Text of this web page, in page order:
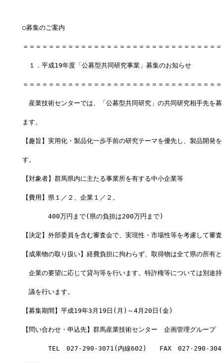
○募集のご案内
＝＝＝＝＝＝＝＝＝＝＝＝＝＝＝＝＝＝＝＝＝＝＝＝＝＝＝＝＝＝
１．平成19年度「公募型共同研究事業」募集のお知らせ
＝＝＝＝＝＝＝＝＝＝＝＝＝＝＝＝＝＝＝＝＝＝＝＝＝＝＝＝＝＝
産業技術センターでは、「公募型共同研究」の共同研究相手先を
ます。
【趣旨】実用化・製品化一歩手前の研究テーマを優先し、製品開発
す。
【対象者】群馬県内に主たる事業所を有する中小企業等
【費用】県１／２、企業１／２。
400万円まで(県の負担は200万円まで)
【決定】外部委員を含む審査会で、実現性・市場性等を考慮して審
【成果物の取り扱い】経費負担に拘わらず、取得物は全て県の所有
企業の要望に応じて貸与等を行います。特許権等については別途
議を行います。
【募集期間】平成19年3月19日(月)～4月20日(金)
【問い合わせ・申込先】群馬産業技術センター　企画管理グループ
TEL　027-290-3071(内線602)　　FAX　027-290-